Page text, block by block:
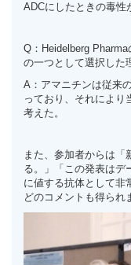
ADCにしたときの毒性
Q：Heidelberg
の一つとして選択した
A：アマニチンは従来
っており、それにより
考えた。
また、参加者からは「
る。」「この発表はデ
に値する抗体として非
どのコメントも得られ